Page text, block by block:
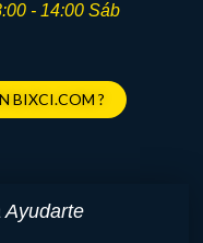
- 14:00 Sáb
BIXCI.COM ?
Ayudarte